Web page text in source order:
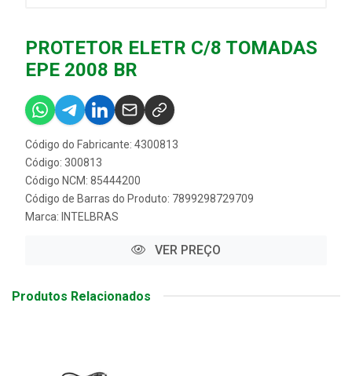
PROTETOR ELETR C/8 TOMADAS
EPE 2008 BR
Código do Fabricante: 4300813
Código: 300813
Código NCM: 85444200
Código de Barras do Produto: 7899298729709
Marca: INTELBRAS
VER PREÇO
Produtos Relacionados